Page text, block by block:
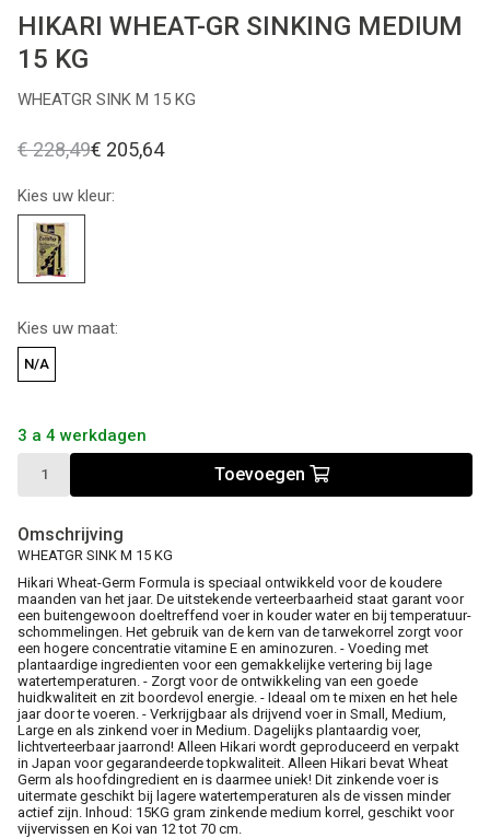
HIKARI WHEAT-GR SINKING MEDIUM
15 KG
WHEATGR SINK M 15 KG
€ 228,49€ 205,64
Kies uw kleur:
Kies uw maat:
N/A
3 a 4 werkdagen
Toevoegen
Omschrijving
WHEATGR SINK M 15 KG
Hikari Wheat-Germ Formula is speciaal ontwikkeld voor de koudere
maanden van het jaar. De uitstekende verteerbaar­heid staat garant voor
een buitengewoon doeltreffend voer in kouder water en bij temperatuur­
schommelingen. Het gebruik van de kern van de tarwekorrel zorgt voor
een hogere concentratie vitamine E en aminozuren. - Voeding met
plantaardige ingredienten voor een gemakkelijke vertering bij lage
watertemperaturen. - Zorgt voor de ontwikkeling van een goede
huidkwaliteit en zit boordevol energie. - Ideaal om te mixen en het hele
jaar door te voeren. - Verkrijgbaar als drijvend voer in Small, Medium,
Large en als zinkend voer in Medium. Dagelijks plantaardig voer,
lichtverteerbaar jaarrond! Alleen Hikari wordt geproduceerd en verpakt
in Japan voor gegarandeerde topkwaliteit. Alleen Hikari bevat Wheat
Germ als hoofdingredient en is daarmee uniek! Dit zinkende voer is
uitermate geschikt bij lagere watertemperaturen als de vissen minder
actief zijn. Inhoud: 15KG gram zinkende medium korrel, geschikt voor
vijvervissen en Koi van 12 tot 70 cm.